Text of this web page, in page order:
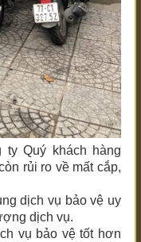
ty Quý khách hàng
rủi ro về mất cắp,
dịch vụ bảo vệ uy
dịch vụ.
vụ bảo vệ tốt hơn